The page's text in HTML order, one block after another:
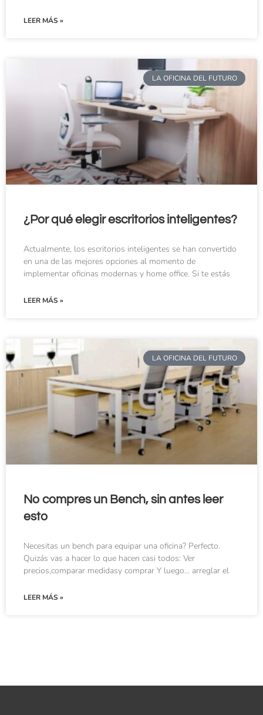
LEER MÁS »
LA OFICINA DEL FUTURO
¿Por qué elegir escritorios inteligentes?
Actualmente, los escritorios inteligentes se han convertido
en una de las mejores opciones al momento de
implementar oficinas modernas y home office. Si te estás
LEER MÁS »
LA OFICINA DEL FUTURO
No compres un Bench, sin antes leer
esto
Necesitas un bench para equipar una oficina? Perfecto.
Quizás vas a hacer lo que hacen casi todos: Ver
precios,comparar medidasy comprar Y luego… arreglar el
LEER MÁS »